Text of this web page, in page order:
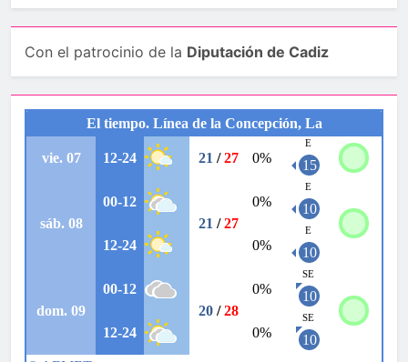
Con el patrocinio de la Diputación de Cadiz